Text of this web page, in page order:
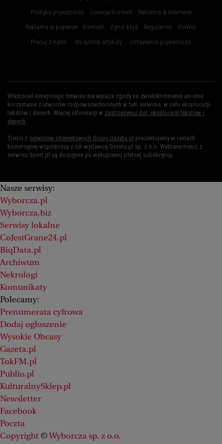
Polityka prywatności
Licencje/Kontent
Reklama w Internecie
Reklama w papierze
Kontakt Zgłoś błąd Regulamin
Pomoc
Pracuj z nami
Wszystkie artykuły Ustawienia prywatności
Właściciel niniejszego serwisu nie wyraża zgody na zwielokrotnianie ani inne
korzystanie z utworów rozpowszechnionych w tym serwisie, w celu eksploracji
tekstów i danych. Więcej informacji w zastrzeżeniu dot. eksploracji tekstów i
danych.
Treści z serwisów internetowych Grupy Gazeta.pl prezentujemy w ramach
komercyjnej współpracy z ich wydawcą Gazeta.pl sp. z o.o. Wybrane treści z
serwisu Sport.pl są dostępne po wykupieniu płatnej subskrypcji.
Nasze serwisy:
Wyborcza.pl
Wyborcza.biz
Serwisy lokalne
CoJestGrane24.pl
BiqData.pl
Archiwum
Nekrologi
Komunikaty
Polecamy:
Prenumerata cyfrowa
Dodaj ogłoszenie
Wysokie Obcasy
Gazeta.pl
TokFM.pl
Publio.pl
KulturalnySklep.pl
Newsletter
Facebook
Poczta
Copyright © Wyborcza sp. z o.o.